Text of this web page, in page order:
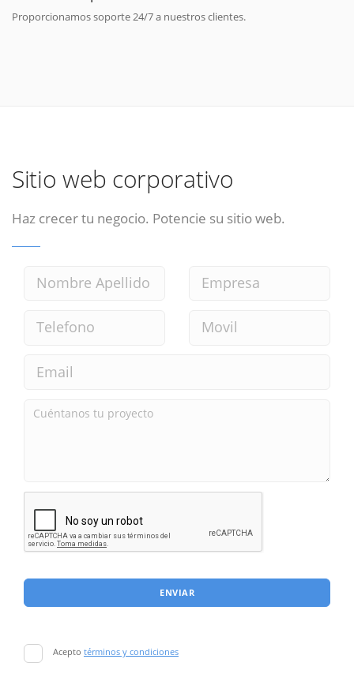
Proporcionamos soporte 24/7 a nuestros clientes.
Sitio web corporativo
Haz crecer tu negocio. Potencie su sitio web.
ENVIAR
Acepto términos y condiciones